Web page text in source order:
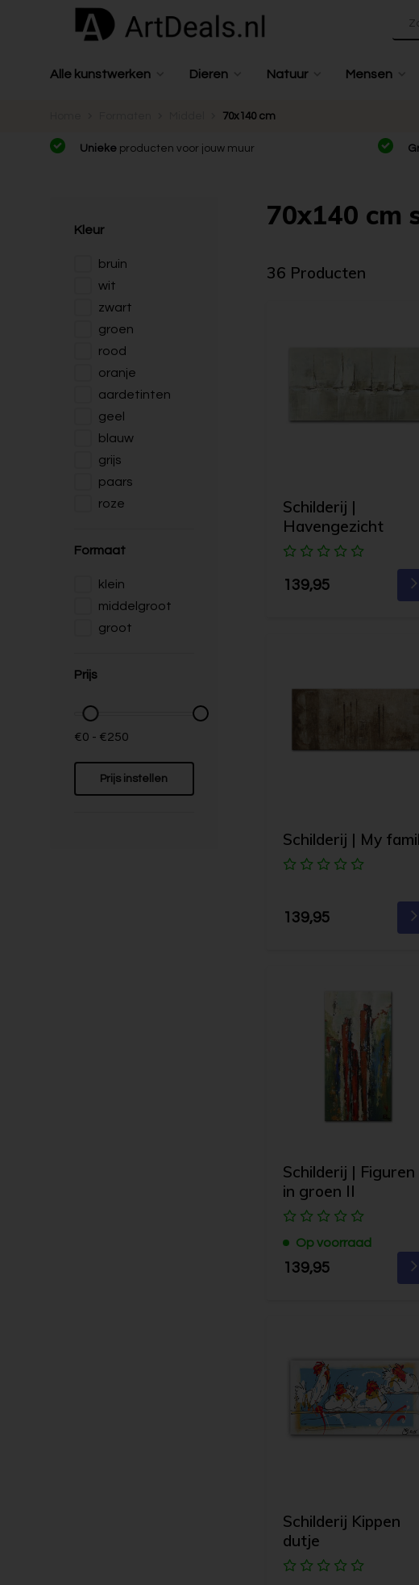
Alle kunstwerken Dieren Natuur Mensen
70x140 cm
Unieke producten voor jouw muur
Kleur
bruin
wit
zwart
groen
rood
oranje
aardetinten
geel
blauw
grijs
paars
roze
Formaat
klein
middelgroot
groot
Prijs
€0 - €250
Prijs instellen
70x140 cm
36 Producten
Schilderij |
Havengezicht
139,95
Schilderij | My
139,95
Schilderij | Figuren
in groen II
Op voorraad
139,95
Schilderij Kippen
dutje